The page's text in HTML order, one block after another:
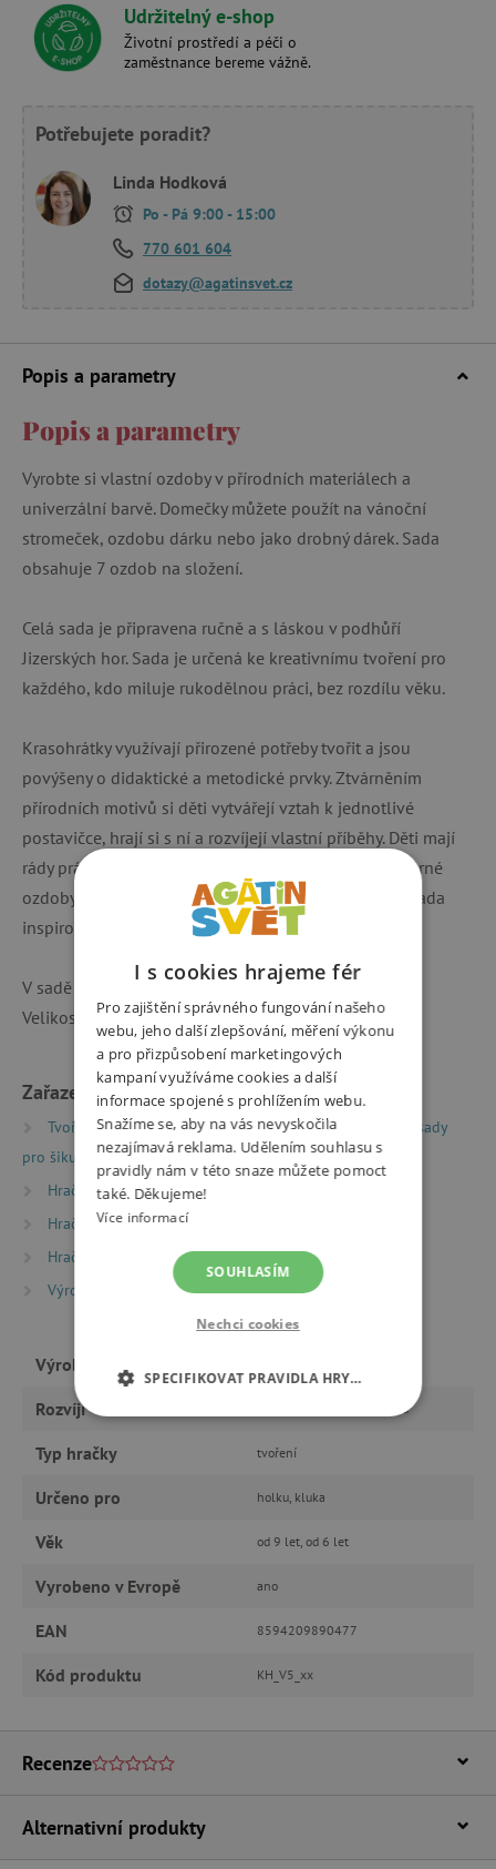
Udržitelný e-shop
Životní prostředí a péči o
zaměstnance bereme vážně.
Potřebujete poradit?
Linda Hodková
Po - Pá 9:00 - 15:00
770 601 604
dotazy@agatinsvet.cz
Popis a parametry
Popis a parametry
Vyrobte si vlastní ozdoby v přírodních materiálech a
univerzální barvě. Domečky můžete použít na vánoční
stromeček, ozdobu dárku nebo jako drobný dárek. Sada
obsahuje 7 ozdob na složení.
Celá sada je připravena ručně a s láskou v podhůří
Jizerských hor. Sada je určená ke kreativnímu tvoření pro
každého, kdo miluje rukodělnou práci, bez rozdílu věku.
Krasohrátky využívají přirozené potřeby tvořit a jsou
povýšeny o didaktické a metodické prvky. Ztvárněním
přírodních motivů si děti vytvářejí vztah k jednotlivé
postavičce, hrají si s ní a rozvíjejí vlastní příběhy. Děti mají
rády práci s přírodními materiály, baví je používat titěrné
ozdoby, semínka, lesní plody, korálky, proto vznikla řada
inspirovaná přírodou.
V sadě je vše, co potřebujete ke kreativnímu tvoření.
Velikost dekorací: výška 5-8 cm, šířka 3-6 cm.
Zařazeno v kategoriích
Tvoření Kreativní sady a vyrábění
Kreativní sady
pro šikuly
Hračky dle věku
Hry a hračky pro děti od 6 let
Hračky dle věku
Hračky dle typu
Výrobci
Krasohrátky
Výrobce
Rozvíjí tvořivost, fantazii, motoriku
Typ hračky tvoření
Určeno pro holku, kluka
Věk od 9 let, od 6 let
Vyrobeno v Evropě ano
EAN 8594209890477
Kód produktu KH_V5_xx
Recenze
Alternativní produkty
I s cookies hrajeme fér
Pro zajištění správného fungování našeho
webu, jeho další zlepšování, měření výkonu
a pro přizpůsobení marketingových
kampaní využíváme cookies a další
informace spojené s prohlížením webu.
Snažíme se, aby na vás nevyskočila
nezajímavá reklama. Udělením souhlasu s
pravidly nám v této snaze můžete pomoct
také. Děkujeme!
Více informací
SOUHLASÍM
Nechci cookies
SPECIFIKOVAT PRAVIDLA HRY…
NEZBYTNĚ NUTNÉ COOKIES
FUNKČNÍ SOUBORY
Nezbytně nutné cookies
přihlášení uživatele a správa účtu. Webové
stránky nelze bez nezbytně nutných souborů
cookie správně používat.